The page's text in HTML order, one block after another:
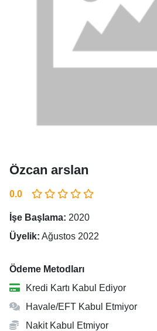
Özcan arslan
0.0
İşe Başlama: 2020
Üyelik: Ağustos 2022
Ödeme Metodları
Kredi Kartı Kabul Ediyor
Havale/EFT Kabul Etmiyor
Nakit Kabul Etmiyor